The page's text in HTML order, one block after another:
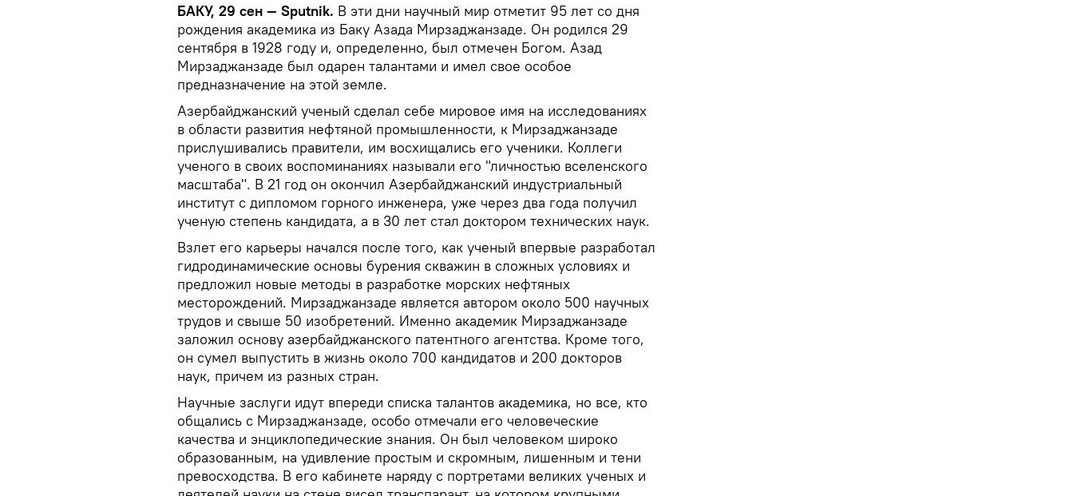
БАКУ, 29 сен — Sputnik. В эти дни научный мир отметит 95 лет со дня
рождения академика из Баку Азада Мирзаджанзаде. Он родился 29
сентября в 1928 году и, определенно, был отмечен Богом. Азад
Мирзаджанзаде был одарен талантами и имел свое особое
предназначение на этой земле.
Азербайджанский ученый сделал себе мировое имя на исследованиях
в области развития нефтяной промышленности, к Мирзаджанзаде
прислушивались правители, им восхищались его ученики. Коллеги
ученого в своих воспоминаниях называли его "личностью вселенского
масштаба". В 21 год он окончил Азербайджанский индустриальный
институт с дипломом горного инженера, уже через два года получил
ученую степень кандидата, а в 30 лет стал доктором технических наук.
Взлет его карьеры начался после того, как ученый впервые разработал
гидродинамические основы бурения скважин в сложных условиях и
предложил новые методы в разработке морских нефтяных
месторождений. Мирзаджанзаде является автором около 500 научных
трудов и свыше 50 изобретений. Именно академик Мирзаджанзаде
заложил основу азербайджанского патентного агентства. Кроме того,
он сумел выпустить в жизнь около 700 кандидатов и 200 докторов
наук, причем из разных стран.
Научные заслуги идут впереди списка талантов академика, но все, кто
общались с Мирзаджанзаде, особо отмечали его человеческие
качества и энциклопедические знания. Он был человеком широко
образованным, на удивление простым и скромным, лишенным и тени
превосходства. В его кабинете наряду с портретами великих ученых и